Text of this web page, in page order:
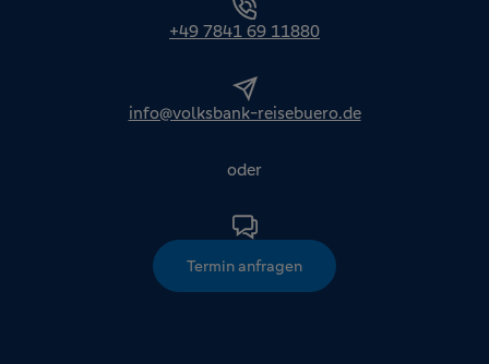
+49 7841 69 11880
info@volksbank-reisebuero.de
oder
Termin anfragen